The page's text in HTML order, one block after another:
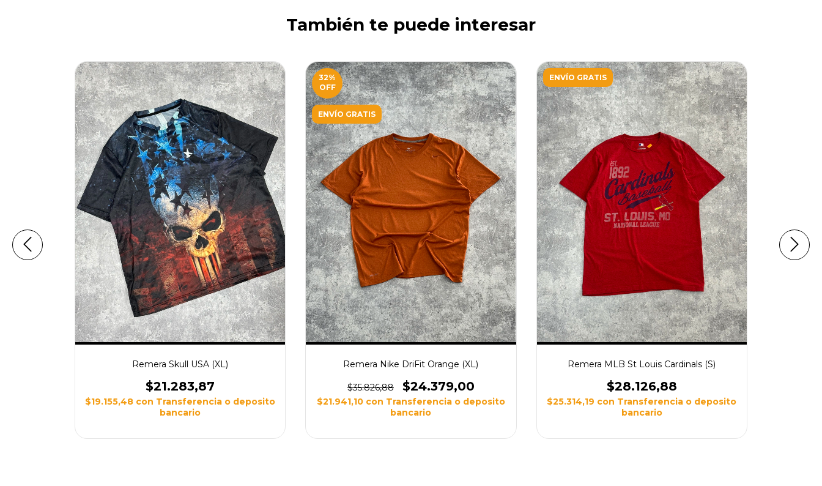
También te puede interesar
Remera Skull USA (XL)
$21.283,87
$19.155,48 con Transferencia o deposito
bancario
32%
OFF
ENVÍO GRATIS
Remera Nike DriFit Orange (XL)
$35.826,88 $24.379,00
$21.941,10 con Transferencia o deposito
bancario
ENVÍO GRATIS
Remera MLB St Louis Cardinals (S)
$28.126,88
$25.314,19 con Transferencia o deposito
bancario